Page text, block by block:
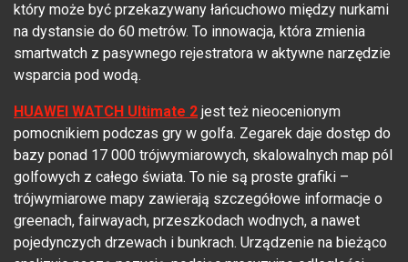
który może być przekazywany łańcuchowo między nurkami
na dystansie do 60 metrów. To innowacja, która zmienia
smartwatch z pasywnego rejestratora w aktywne narzędzie
wsparcia pod wodą.
HUAWEI WATCH Ultimate 2 jest też nieocenionym
pomocnikiem podczas gry w golfa. Zegarek daje dostęp do
bazy ponad 17 000 trójwymiarowych, skalowalnych map pól
golfowych z całego świata. To nie są proste grafiki –
trójwymiarowe mapy zawierają szczegółowe informacje o
greenach, fairwayach, przeszkodach wodnych, a nawet
pojedynczych drzewach i bunkrach. Urządzenie na bieżąco